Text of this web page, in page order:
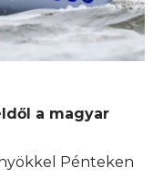
a magyar
Pénteken